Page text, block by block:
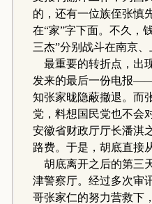
的，还有一位族侄张慎
在“家”字下面。不久，
三杰”分别战斗在南京
最重要的转折点，出
发来的最后一份电报
知张家昽隐蔽撤退。而
党，料想国民党也不会
安徽省财政厅厅长潘淇
路费。于是，胡底直接
胡底离开之后的第三
津警察厅。经过多次审
哥张家仁的努力营救下